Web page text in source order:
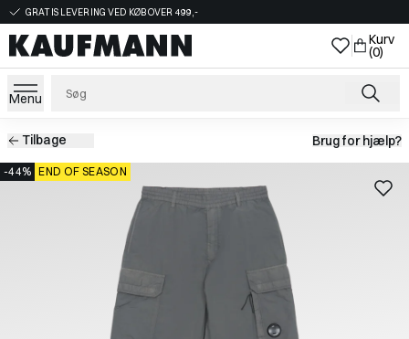
GRATIS LEVERING VED KØB OVER 499,-
Kurv
(0)
Menu
Tilbage Brug for hjælp?
-44% END OF SEASON